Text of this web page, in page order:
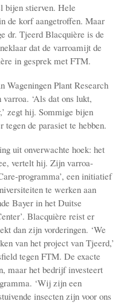
bijen stierven. Hele
de korf aangetroffen. Maar
dr. Tjeerd Blacquière is de
dat de varroamijt de
in gesprek met FTM.
Wageningen Plant Research
‘Als dat ons lukt,
zegt hij. Sommige bijen
de parasiet te hebben.
uit onverwachte hoek: het
vertelt hij. Zijn varroa-
programma’, een initiatief
te werken aan
Bayer in het Duitse
Blacquière reist er
dan zijn vorderingen. ‘We
van het project van Tjeerd,’
tegen FTM. De exacte
maar het bedrijf investeert
‘Wij zijn een
insecten zijn voor ons